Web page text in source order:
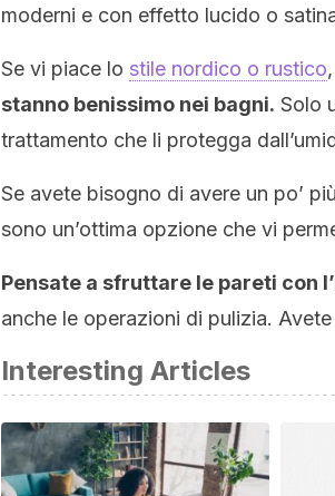
moderni e con effetto lucido o
Se vi piace lo stile nordico o rustico,
stanno benissimo nei bagni. Solo
trattamento che li protegga
Se avete bisogno di avere un po’
sono un’ottima opzione che vi
Pensate a sfruttare le pareti con
anche le operazioni di pulizia.
Interesting Articles